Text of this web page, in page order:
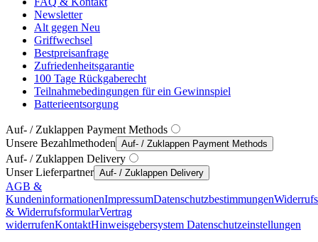
Newsletter
Alt gegen Neu
Griffwechsel
Bestpreisanfrage
Zufriedenheitsgarantie
100 Tage Rückgaberecht
Teilnahmebedingungen für ein Gewinnspiel
Batterieentsorgung
Auf- / Zuklappen Payment Methods
Unsere Bezahlmethoden Auf- / Zuklappen Payment Methods
Auf- / Zuklappen Delivery
Unser Lieferpartner Auf- / Zuklappen Delivery
AGB &
KundeninformationenImpressumDatenschutzbestimmungen
& WiderrufsformularVertrag
widerrufenKontaktHinweisgebersystem Datenschutzeinstellungen